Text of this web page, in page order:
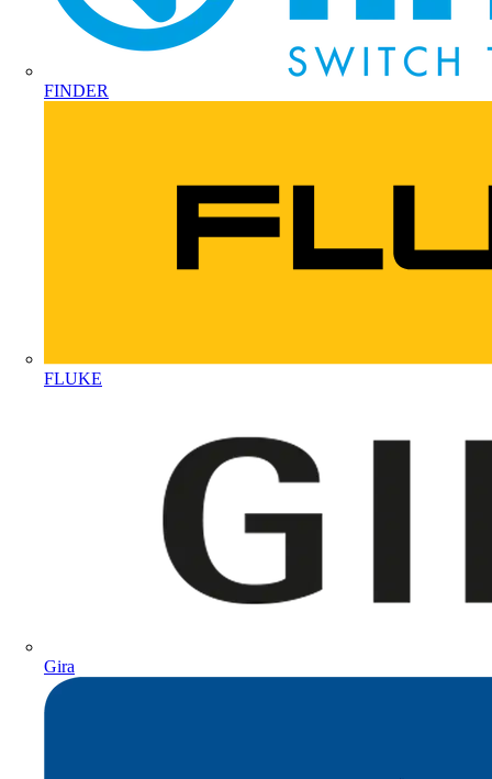
FINDER
FLUKE
Gira